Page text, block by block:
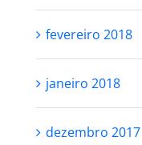
fevereiro 2018
janeiro 2018
dezembro 2017